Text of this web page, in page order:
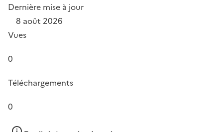
Dernière mise à jour
8 août 2026
Vues
0
Téléchargements
0